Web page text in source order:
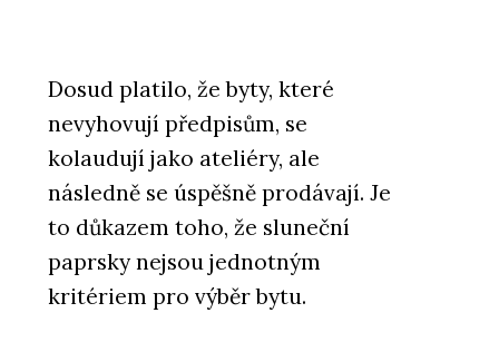
Dosud platilo, že byty, které
nevyhovují předpisům, se
kolaudují jako ateliéry, ale
následně se úspěšně prodávají. Je
to důkazem toho, že sluneční
paprsky nejsou jednotným
kritériem pro výběr bytu.